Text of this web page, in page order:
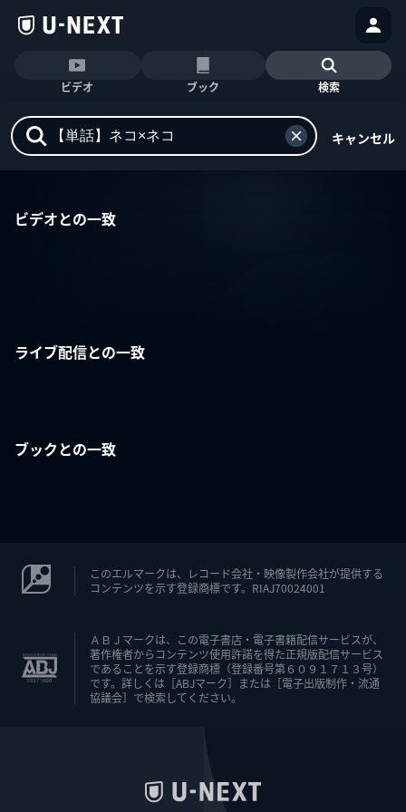
ビデオ ブック 検索
キャンセル
ビデオとの一致
ライブ配信との一致
ブックとの一致
このエルマークは、レコード会社・映像製作会社が提供する
コンテンツを示す登録商標です。RIAJ70024001
ＡＢＪマークは、この電子書店・電子書籍配信サービスが、
著作権者からコンテンツ使用許諾を得た正規版配信サービス
であることを示す登録商標（登録番号第６０９１７１３号）
です。詳しくは［ABJマーク］または［電子出版制作・流通
協議会］で検索してください。